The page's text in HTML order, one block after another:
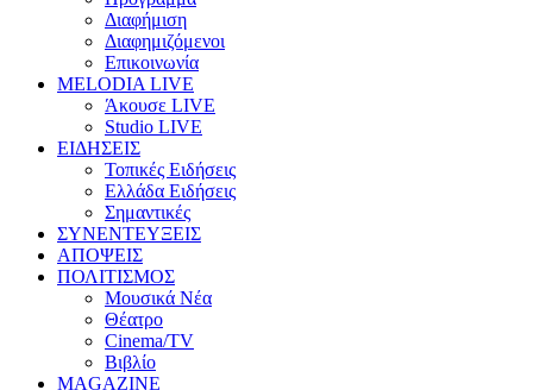
Διαφήμιση
Διαφημιζόμενοι
Επικοινωνία
MELODIA LIVE
Άκουσε LIVE
Studio LIVE
ΕΙΔΗΣΕΙΣ
Τοπικές Ειδήσεις
Ελλάδα Ειδήσεις
Σημαντικές
ΣΥΝΕΝΤΕΥΞΕΙΣ
ΑΠΟΨΕΙΣ
ΠΟΛΙΤΙΣΜΟΣ
Μουσικά Νέα
Θέατρο
Cinema/TV
Βιβλίο
MAGAZINE